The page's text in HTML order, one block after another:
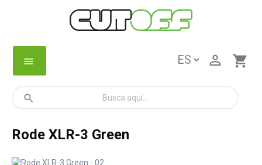
menu shopping_cart

search
Rode XLR-3 Green